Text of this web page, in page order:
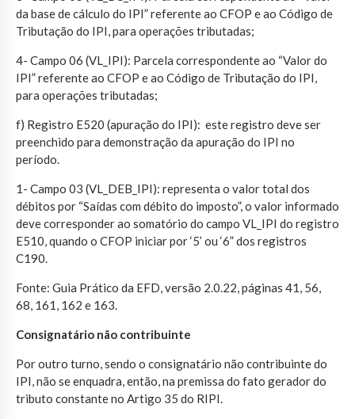
da base de cálculo do IPI” referente ao CFOP e ao Código de
Tributação do IPI, para operações tributadas;
4- Campo 06 (VL_IPI): Parcela correspondente ao “Valor do
IPI” referente ao CFOP e ao Código de Tributação do IPI,
para operações tributadas;
f) Registro E520 (apuração do IPI): este registro deve ser
preenchido para demonstração da apuração do IPI no
período.
1- Campo 03 (VL_DEB_IPI): representa o valor total dos
débitos por “Saídas com débito do imposto”, o valor informado
deve corresponder ao somatório do campo VL_IPI do registro
E510, quando o CFOP iniciar por ‘5’ ou ‘6” dos registros
C190.
Fonte: Guia Prático da EFD, versão 2.0.22, páginas 41, 56,
68, 161, 162 e 163.
Consignatário não contribuinte
Por outro turno, sendo o consignatário não contribuinte do
IPI, não se enquadra, então, na premissa do fato gerador do
tributo constante no Artigo 35 do RIPI.